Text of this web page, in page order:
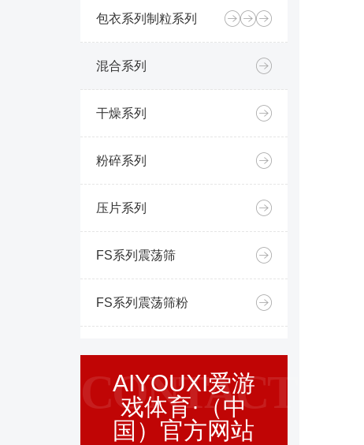
包衣系列 制粒系列
混合系列
干燥系列
粉碎系列
压片系列
FS系列震荡筛
FS系列震荡筛粉
AIYOUXI爱游
戏体育·（中
国）官方网站
CONTACT